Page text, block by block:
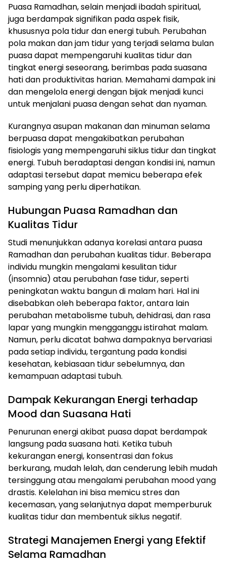
Puasa Ramadhan, selain menjadi ibadah spiritual,
juga berdampak signifikan pada aspek fisik,
khususnya pola tidur dan energi tubuh. Perubahan
pola makan dan jam tidur yang terjadi selama bulan
puasa dapat mempengaruhi kualitas tidur dan
tingkat energi seseorang, berimbas pada suasana
hati dan produktivitas harian. Memahami dampak ini
dan mengelola energi dengan bijak menjadi kunci
untuk menjalani puasa dengan sehat dan nyaman.
Kurangnya asupan makanan dan minuman selama
berpuasa dapat mengakibatkan perubahan
fisiologis yang mempengaruhi siklus tidur dan tingkat
energi. Tubuh beradaptasi dengan kondisi ini, namun
adaptasi tersebut dapat memicu beberapa efek
samping yang perlu diperhatikan.
Hubungan Puasa Ramadhan dan
Kualitas Tidur
Studi menunjukkan adanya korelasi antara puasa
Ramadhan dan perubahan kualitas tidur. Beberapa
individu mungkin mengalami kesulitan tidur
(insomnia) atau perubahan fase tidur, seperti
peningkatan waktu bangun di malam hari. Hal ini
disebabkan oleh beberapa faktor, antara lain
perubahan metabolisme tubuh, dehidrasi, dan rasa
lapar yang mungkin mengganggu istirahat malam.
Namun, perlu dicatat bahwa dampaknya bervariasi
pada setiap individu, tergantung pada kondisi
kesehatan, kebiasaan tidur sebelumnya, dan
kemampuan adaptasi tubuh.
Dampak Kekurangan Energi terhadap
Mood dan Suasana Hati
Penurunan energi akibat puasa dapat berdampak
langsung pada suasana hati. Ketika tubuh
kekurangan energi, konsentrasi dan fokus
berkurang, mudah lelah, dan cenderung lebih mudah
tersinggung atau mengalami perubahan mood yang
drastis. Kelelahan ini bisa memicu stres dan
kecemasan, yang selanjutnya dapat memperburuk
kualitas tidur dan membentuk siklus negatif.
Strategi Manajemen Energi yang Efektif
Selama Ramadhan